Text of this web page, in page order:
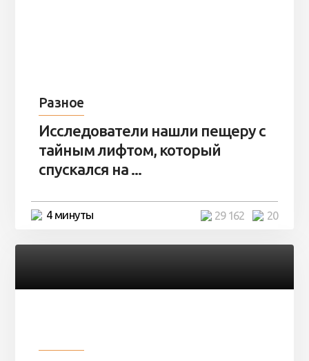
Разное
Исследователи нашли пещеру с
тайным лифтом, который
спускался на ...
4 минуты 20
29 162